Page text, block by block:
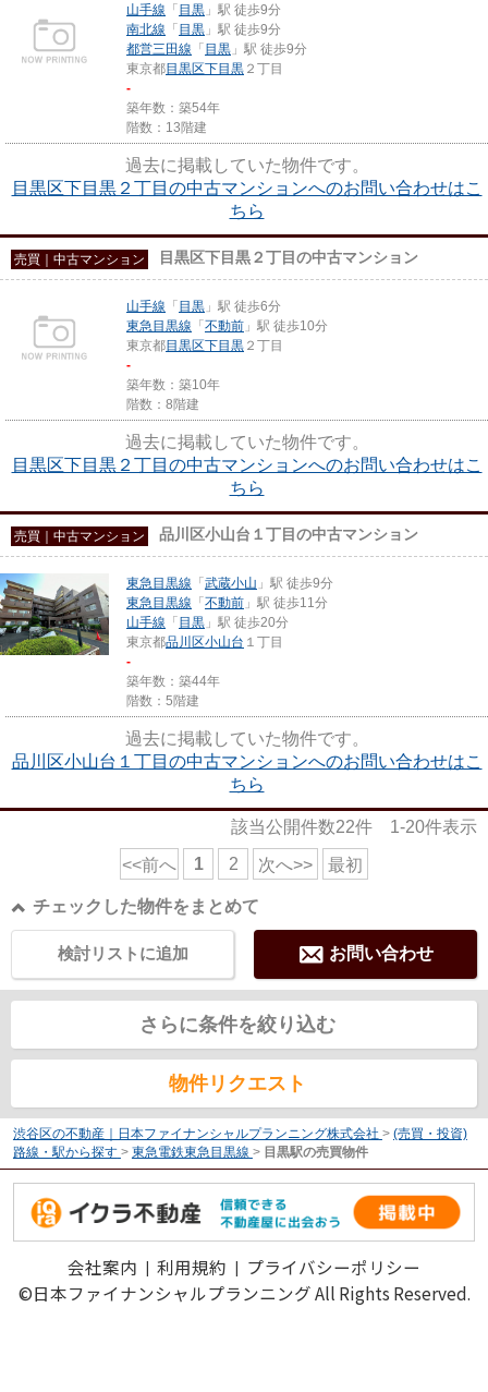
山手線 「目黒 」駅 徒歩9分
南北線 「目黒 」駅 徒歩9分
都営三田線 「目黒 」駅 徒歩9分
東京都目黒区下目黒 ２丁目
-
築年数：築54年
階数：13階建
過去に掲載していた物件です。
目黒区下目黒２丁目の中古マンションへのお問い合わせはこ
ちら
売買｜中古マンション 目黒区下目黒２丁目の中古マンション
山手線 「目黒 」駅 徒歩6分
東急目黒線 「不動前 」駅 徒歩10分
東京都目黒区下目黒 ２丁目
-
築年数：築10年
階数：8階建
過去に掲載していた物件です。
目黒区下目黒２丁目の中古マンションへのお問い合わせはこ
ちら
売買｜中古マンション 品川区小山台１丁目の中古マンション
東急目黒線 「武蔵小山 」駅 徒歩9分
東急目黒線 「不動前 」駅 徒歩11分
山手線 「目黒 」駅 徒歩20分
東京都品川区小山台 １丁目
-
築年数：築44年
階数：5階建
過去に掲載していた物件です。
品川区小山台１丁目の中古マンションへのお問い合わせはこ
ちら
該当公開件数22件 1-20件表示
<<前へ 1 2 次へ>> 最初
チェックした物件をまとめて
お問い合わせ
検討リストに追加
さらに条件を絞り込む
物件リクエスト
渋谷区の不動産｜日本ファイナンシャルプランニング株式会社 > (売買・投資)
路線・駅から探す > 東急電鉄東急目黒線 > 目黒駅の売買物件
会社案内 利用規約
プライバシーポリシー
©日本ファイナンシャルプランニング All Rights Reserved.